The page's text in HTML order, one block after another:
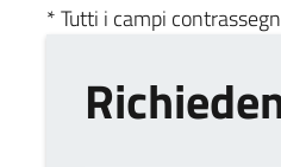
* Tutti i campi